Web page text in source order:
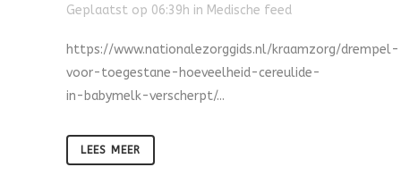
Geplaatst op 06:39h in Medische feed
https://www.nationalezorggids.nl/kraamzorg/drempel-
voor-toegestane-hoeveelheid-cereulide-
in-babymelk-verscherpt/...
LEES MEER